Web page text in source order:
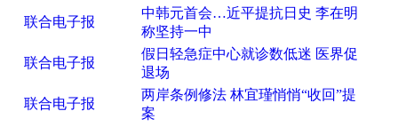
联合电子报
中韩元首会…近平提抗日史 李在明
称坚持一中
联合电子报
假日轻急症中心就诊数低迷 医界促
退场
联合电子报
两岸条例修法 林宜瑾悄悄“收回”提
案